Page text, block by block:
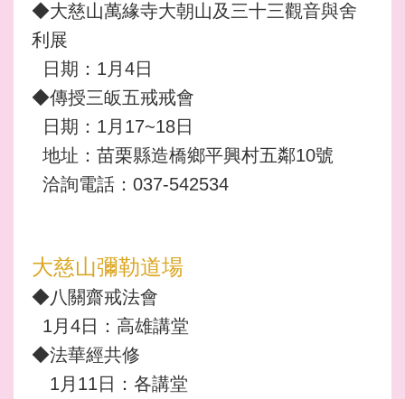
◆大慈山萬緣寺大朝山及三十三觀音與舍
利展
日期：1月4日
◆傳授三皈五戒戒會
日期：1月17~18日
地址：苗栗縣造橋鄉平興村五鄰10號
洽詢電話：037-542534
大慈山彌勒道場
◆八關齋戒法會
1月4日：高雄講堂
◆法華經共修
1月11日：各講堂